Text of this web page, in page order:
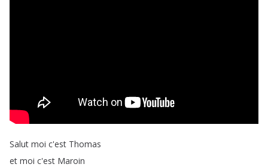
Salut moi c'est Thomas
et moi c'est Maroin